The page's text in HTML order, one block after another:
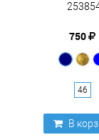
750
46
В